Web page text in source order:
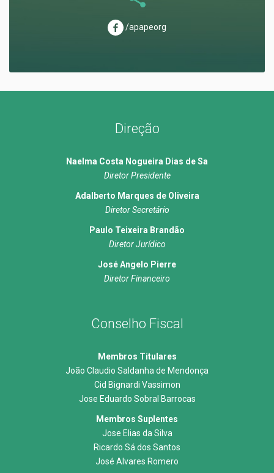
/apapeorg
Direção
Naelma Costa Nogueira Dias de Sa
Diretor Presidente
Adalberto Marques de Oliveira
Diretor Secretário
Paulo Teixeira Brandão
Diretor Jurídico
José Angelo Pierre
Diretor Financeiro
Conselho Fiscal
Membros Titulares
João Claudio Saldanha de Mendonça
Cid Bignardi Vassimon
Jose Eduardo Sobral Barrocas
Membros Suplentes
Jose Elias da Silva
Ricardo Sá dos Santos
José Alvares Romero